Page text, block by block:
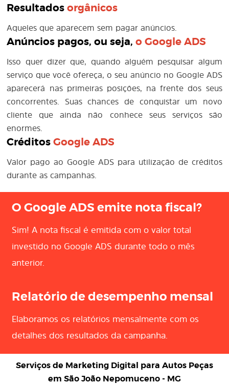
Resultadosorgânicos
Aqueles que aparecem sem pagar anúncios.
Anúncios pagos, ou seja,oGoogle ADS
Isso quer dizer que, quando alguém pesquisar algum
serviço que você ofereça, o seu anúncio no Google ADS
aparecerá nas primeiras posições, na frente dos seus
concorrentes. Suas chances de conquistar um novo
cliente que ainda não conhece seus serviços são
enormes.
CréditosGoogle ADS
Valor pago ao Google ADS para utilização de créditos
durante as campanhas.
O Google ADS emite nota fiscal?
Sim! A nota fiscal é emitida com o valor total
investido no Google ADS durante todo o mês
anterior.
Relatório de desempenho mensal
Elaboramos os relatórios mensalmente com os
detalhes dos resultados da campanha.
Serviços de Marketing Digital para Autos Peças
em São João Nepomuceno - MG